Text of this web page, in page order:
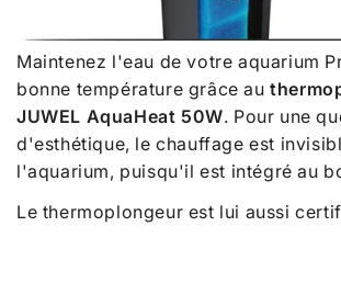
Maintenez l'eau de votre aquarium
bonne température grâce au
JUWEL AquaHeat 50W. Pour une
d'esthétique, le chauffage est
l'aquarium, puisqu'il est intégré au
Le thermoplongeur est lui aussi